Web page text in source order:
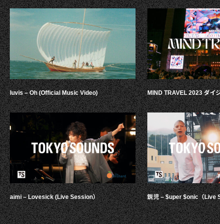
luvis – Oh (Official Music Video)
aimi – Lovesick (Live Session）
MIND TRAVEL 2023 ダイ
鋭児 – $uper $onic（Live